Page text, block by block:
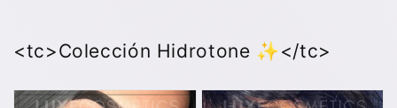
<tc>Colección Hidrotone ✨️</tc>